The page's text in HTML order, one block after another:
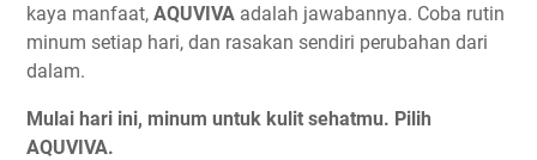
kaya manfaat, AQUVIVA adalah jawabannya. Coba rutin
minum setiap hari, dan rasakan sendiri perubahan dari
dalam.
Mulai hari ini, minum untuk kulit sehatmu. Pilih
AQUVIVA.